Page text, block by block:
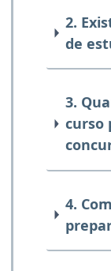
2.
de
3.
curso
4.